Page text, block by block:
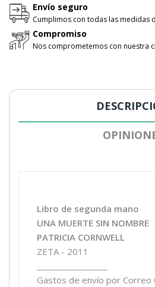
Envío seguro
Cumplimos con todas las medidas
Compromiso
Nos comprometemos con nuestra
Libro de segunda mano
UNA MUERTE SIN NOMBRE
PATRICIA CORNWELL
ZETA - 2011
Gastos de envío por Correo